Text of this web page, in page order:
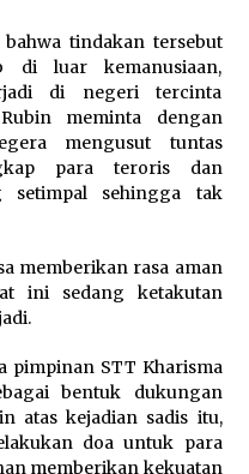
tindakan tersebut
di luar kemanusiaan,
di negeri tercinta
meminta dengan
mengusut tuntas
para teroris dan
setimpal sehingga tak
memberikan rasa aman
ini sedang ketakutan
pimpinan STT Kharisma
bentuk dukungan
atas kejadian sadis itu,
doa untuk para
memberikan kekuatan